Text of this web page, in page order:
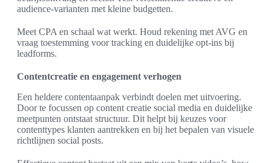
audience-varianten met kleine budgetten.
Meet CPA en schaal wat werkt. Houd rekening met AVG en
vraag toestemming voor tracking en duidelijke opt-ins bij
leadforms.
Contentcreatie en engagement verhogen
Een heldere contentaanpak verbindt doelen met uitvoering.
Door te focussen op content creatie social media en duidelijke
meetpunten ontstaat structuur. Dit helpt bij keuzes voor
contenttypes klanten aantrekken en bij het bepalen van visuele
richtlijnen social posts.